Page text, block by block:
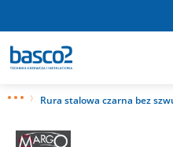
Rura stalowa czarna bez